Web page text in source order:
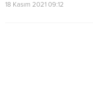
18 Kasım 2021 09:12